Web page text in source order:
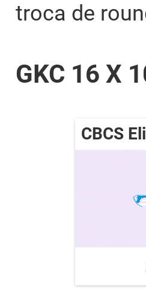
troca de
GKC 16 X
CBCS